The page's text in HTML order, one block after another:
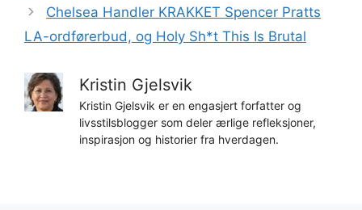
Chelsea Handler KRAKKET Spencer Pratts
LA-ordførerbud, og Holy Sh*t This Is Brutal
Kristin Gjelsvik
Kristin Gjelsvik er en engasjert forfatter og
livsstilsblogger som deler ærlige refleksjoner,
inspirasjon og historier fra hverdagen.